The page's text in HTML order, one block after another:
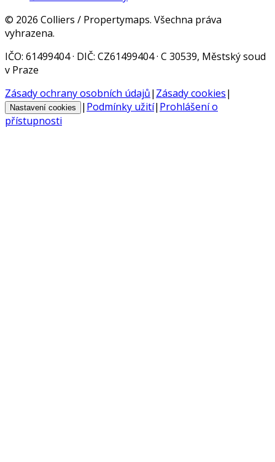
© 2026 Colliers / Propertymaps. Všechna práva
vyhrazena.
IČO: 61499404 · DIČ: CZ61499404 · C 30539, Městský soud
v Praze
Zásady ochrany osobních údajů| Zásady cookies|
Nastavení cookies | Podmínky užití| Prohlášení o
přístupnosti